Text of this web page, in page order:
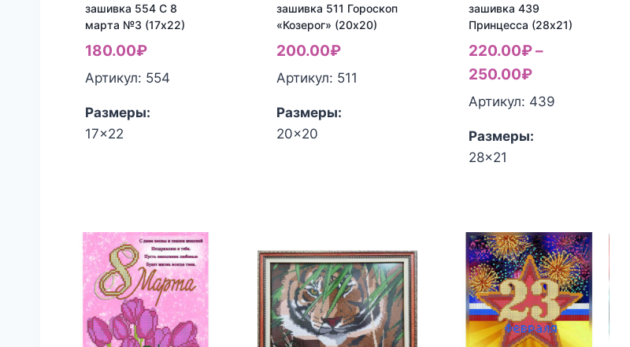
зашивка 554 С 8
марта №3 (17х22)
180.00₽
Артикул: 554
Размеры:
17x22
зашивка 511 Гороскоп
«Козерог» (20х20)
200.00₽
Артикул: 511
Размеры:
20x20
зашивка 439
Принцесса (28х21)
220.00₽–
250.00₽
Артикул: 439
Размеры:
28x21